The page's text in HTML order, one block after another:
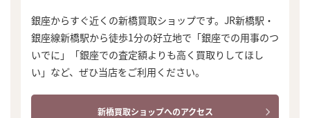
銀座からすぐ近くの新橋買取ショップです。JR新橋駅・
銀座線新橋駅から徒歩1分の好立地で「銀座での用事のつ
いでに」「銀座での査定額よりも高く買取りしてほし
い」など、ぜひ当店をご利用ください。
新橋買取ショップへのアクセス
かんたん30秒でお試し査定